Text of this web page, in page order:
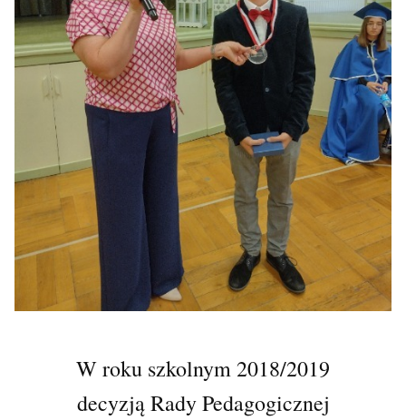
W roku szkolnym 2018/2019
decyzją Rady Pedagogicznej